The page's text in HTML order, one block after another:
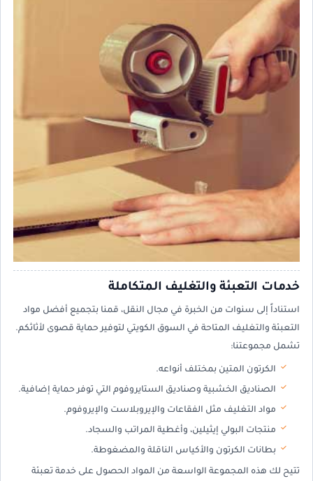
خدمات التعبئة والتغليف المتكاملة
استناداً إلى سنوات من الخبرة في مجال النقل، قمنا بتجميع أفضل مواد
التعبئة والتغليف المتاحة في السوق الكويتي لتوفير حماية قصوى لأثاثكم.
تشمل مجموعتنا:
الكرتون المتين بمختلف أنواعه.
الصناديق الخشبية وصناديق الستايروفوم التي توفر حماية إضافية.
مواد التغليف مثل الفقاعات والإيروبلاست والإيروفوم.
منتجات البولي إيثيلين، وأغطية المراتب والسجاد.
بطانات الكرتون والأكياس الناقلة والمضغوطة.
تتيح لك هذه المجموعة الواسعة من المواد الحصول على خدمة تعبئة